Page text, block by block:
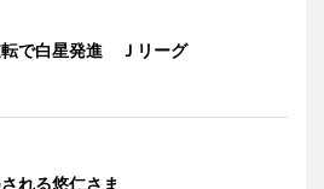
転で白星発進 Ｊリーグ
れる悠仁さま